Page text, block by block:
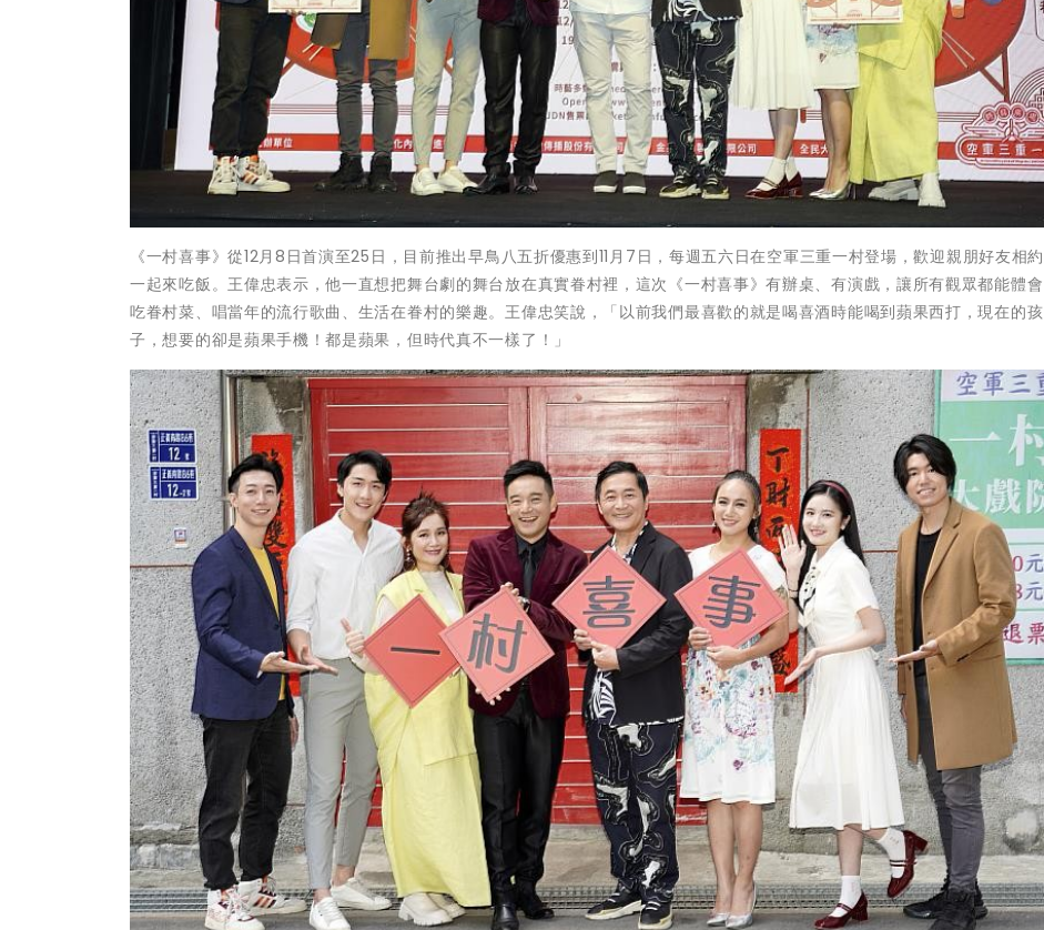
《一村喜事》從12月8日首演至25日，目前推出早鳥八五折優惠到11月7日，每週五六日在空軍三重一村登場，歡迎親朋好友相約
一起來吃飯。王偉忠表示，他一直想把舞台劇的舞台放在真實眷村裡，這次《一村喜事》有辦桌、有演戲，讓所有觀眾都能體會
吃眷村菜、唱當年的流行歌曲、生活在眷村的樂趣。王偉忠笑說，「以前我們最喜歡的就是喝喜酒時能喝到蘋果西打，現在的孩
子，想要的卻是蘋果手機！都是蘋果，但時代真不一樣了！」